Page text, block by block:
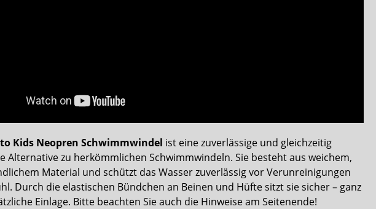
Kids Neopren Schwimmwindel ist eine zuverlässige und gleichzeitig
Alternative zu herkömmlichen Schwimmwindeln. Sie besteht aus weichem,
Material und schützt das Wasser zuverlässig vor Verunreinigungen
Durch die elastischen Bündchen an Beinen und Hüfte sitzt sie sicher – ganz
Einlage. Bitte beachten Sie auch die Hinweise am Seitenende!